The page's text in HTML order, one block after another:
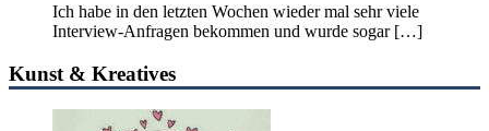
Ich habe in den letzten Wochen wieder mal sehr viele
Interview-Anfragen bekommen und wurde sogar […]
Kunst & Kreatives